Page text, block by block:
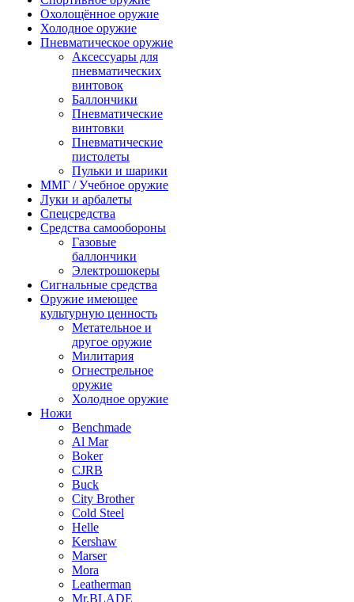
Охолощённое оружие
Холодное оружие
Пневматическое оружие
Аксессуары для
пневматических
винтовок
Баллончики
Пневматические
винтовки
Пневматические
пистолеты
Пульки и шарики
ММГ / Учебное оружие
Луки и арбалеты
Спецсредства
Средства самообороны
Газовые
баллончики
Электрошокеры
Сигнальные средства
Оружие имеющее
культурную ценность
Метательное и
другое оружие
Милитария
Огнестрельное
оружие
Холодное оружие
Ножи
Benchmade
Al Mar
Boker
CJRB
Buck
City Brother
Cold Steel
Helle
Kershaw
Marser
Mora
Leatherman
Mr.BLADE